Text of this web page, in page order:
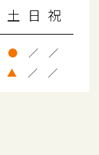
土 日 祝
● ／ ／
▲ ／ ／